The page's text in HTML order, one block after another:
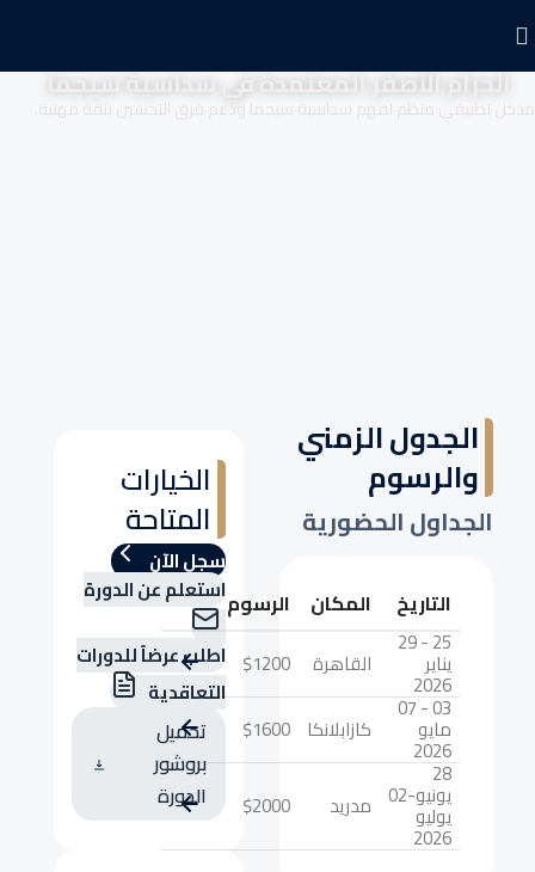
الحزام الأصفر المعتمدة في سداسية سيجما
مدخل تطبيقي منظم لفهم سداسية سيجما ودعم فرق التحسين بثقة مهنية.
الخيارات
المتاحة
سجل الآن
استعلم عن الدورة
اطلب عرضاً للدورات
التعاقدية
تحميل
بروشور
الدورة
الجدول الزمني
والرسوم
الجداول الحضورية
التاريخ المكان الرسوم
25 - 29
يناير
2026
القاهرة
$1200
03 - 07
مايو
2026
كازابلانكا $1600
28
يونيو-02
يوليو
2026
مدريد $2000